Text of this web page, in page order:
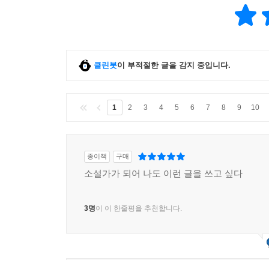
클린봇이 부적절한 글을 감지 중입니다.
1 2 3 4 5 6 7 8 9 10
종이책 구매
소설가가 되어 나도 이런 글을 쓰고 싶다
3명이 이 한줄평을 추천합니다.